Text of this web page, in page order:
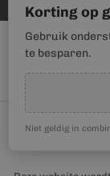
Korting op
Gebruik
te besparen.
Niet geldig in
© Kunststof